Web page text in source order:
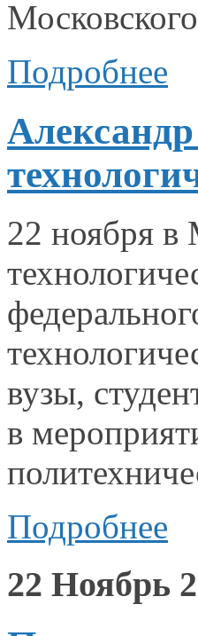
Подробнее
22 ноября в
вузы,
в
Подробнее
22 Ноябрь